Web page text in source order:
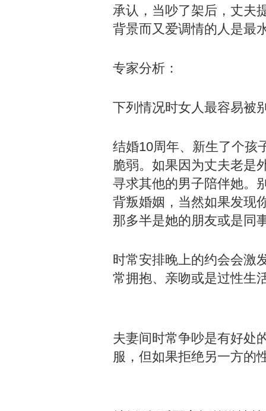
承认，当吵了架后，丈夫
背景而又爱调情的人是最
专家分析：
下列情况时女人最容易被
结婚10周年、新生了个孩
脆弱。如果因为丈夫老是
寻求其他的男子陪伴她。
背叛婚姻，当然如果发现
那多半是她的朋友或是同
时常安排晚上的约会会激
常拥抱、亲吻或是过性生
夫妻间时常争吵是有好处
服，但如果拒绝另一方的